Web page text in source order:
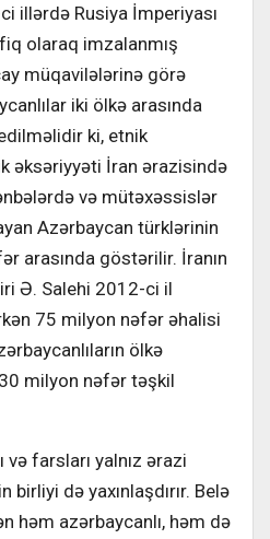
illərdə Rusiya İmperiyası
olaraq imzalanmış
müqavilələrinə görə
iki ölkə arasında
ki, etnik
əksəriyyəti İran ərazisində
və mütəxəssislər
Azərbaycan türklərinin
arasında göstərilir. İranın
Ə. Salehi 2012-ci il
75 milyon nəfər əhalisi
ölkə
milyon nəfər təşkil
və farsları yalnız ərazi
birliyi də yaxınlaşdırır. Belə
həm azərbaycanlı, həm də